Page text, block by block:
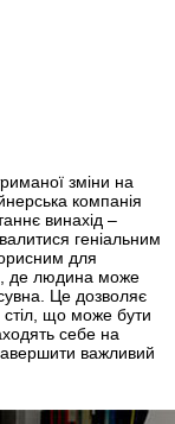
зміни на
компанія
винахід –
геніальним
для
де людина може
Це дозволяє
стіл, що може бути
себе на
важливий